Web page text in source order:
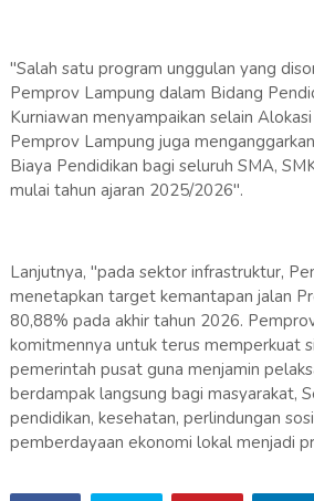
"Salah satu program unggulan yang
Pemprov Lampung dalam Bidang
Kurniawan menyampaikan selain
Pemprov Lampung juga
Biaya Pendidikan bagi seluruh SMA,
mulai tahun ajaran 2025/2026".
Lanjutnya, "pada sektor infrastruktur,
menetapkan target kemantapan jalan
80,88% pada akhir tahun 2026.
komitmennya untuk terus memperkuat
pemerintah pusat guna menjamin
berdampak langsung bagi masyarakat,
pendidikan, kesehatan, perlindungan
pemberdayaan ekonomi lokal menjadi